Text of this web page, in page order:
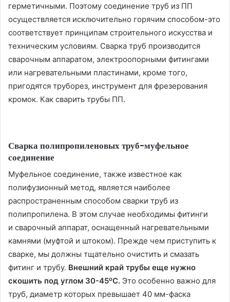
герметичными. Поэтому соединение труб из ПП
осуществляется исключительно горячим способом-это
соответствует принципам строительного искусства и
техническим условиям. Сварка труб производится
сварочным аппаратом, электроопорными фитингами
или нагревательными пластинами, кроме того,
пригодятся труборез, инструмент для фрезерования
кромок. Как сварить трубы ПП.
Сварка полипропиленовых труб-муфельное
соединение
Муфельное соединение, также известное как
полифузионный метод, является наиболее
распространенным способом сварки труб из
полипропилена. В этом случае необходимы фитинги
и сварочный аппарат, оснащенный нагревательными
камнями (муфтой и штоком). Прежде чем приступить к
сварке, мы должны тщательно очистить и смазать
фитинг и трубу. Внешний край трубы еще нужно
скошить под углом 30-45оС. Это особенно важно для
труб, диаметр которых превышает 40 мм-фаска